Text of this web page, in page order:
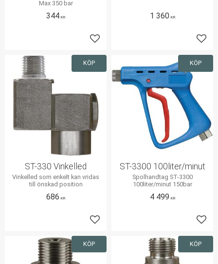
Max 350 bar
344 KR
Lägg till i favoriter
1 360KR
ST-330 Vinkelled
Vinkelled som enkelt kan vridas
till önskad position
686 KR
Lägg till i favoriter
KÖP
ST-3300 100liter/minut
Spolhandtag ST-3300
100liter/minut 150bar
4 499 KR
KÖP
KÖP KÖP